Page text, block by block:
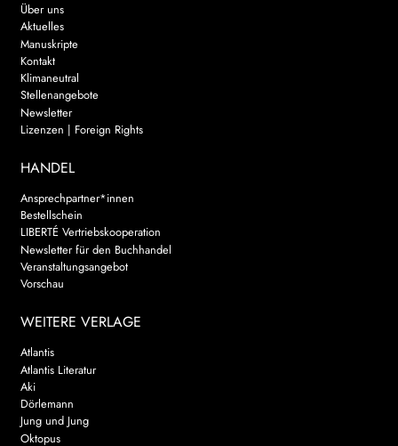
Über uns
Aktuelles
Manuskripte
Kontakt
Klimaneutral
Stellenangebote
Newsletter
Lizenzen | Foreign Rights
HANDEL
Ansprechpartner*innen
Bestellschein
LIBERTÉ Vertriebskooperation
Newsletter für den Buchhandel
Veranstaltungsangebot
Vorschau
WEITERE VERLAGE
Atlantis
Atlantis Literatur
Aki
Dörlemann
Jung und Jung
Oktopus